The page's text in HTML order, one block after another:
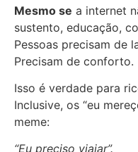
Mesmo se a internet
sustento, educação,
Pessoas precisam de
Precisam de conforto.
Isso é verdade para
Inclusive, os “eu
meme:
“Eu preciso viajar”.